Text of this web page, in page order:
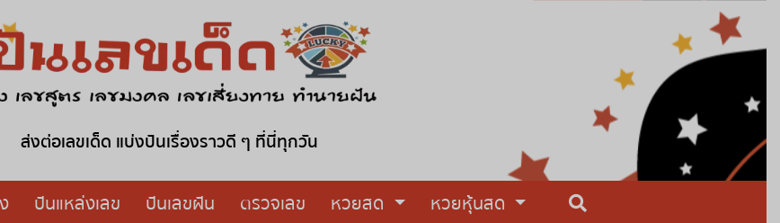
ส่งต่อเลขเด็ด แบ่งปันเรื่องราวดี ๆ ที่นี่ทุกวัน
ปันแหล่งเลข ปันเลขฝัน ตรวจเลข หวยสด หวยหุ้นสด